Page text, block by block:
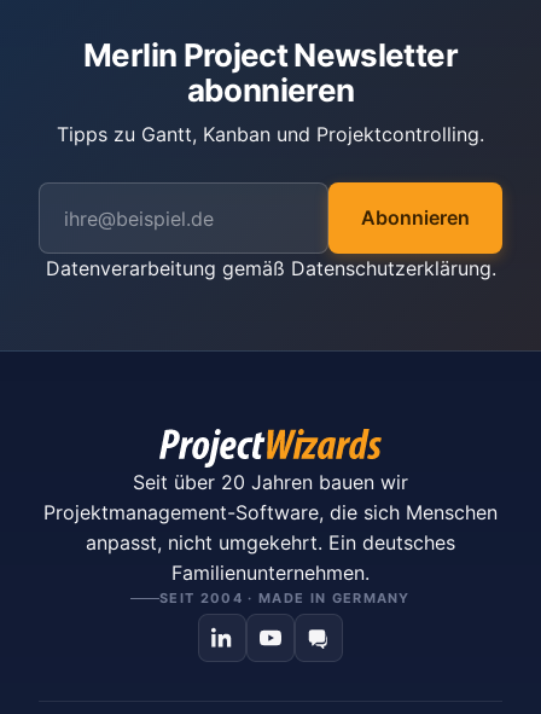
Merlin Project Newsletter
abonnieren
Tipps zu Gantt, Kanban und Projektcontrolling.
Abonnieren
Datenverarbeitung gemäß Datenschutzerklärung.
Seit über 20 Jahren bauen wir
Projektmanagement-Software, die sich Menschen
anpasst, nicht umgekehrt. Ein deutsches
Familienunternehmen.
SEIT 2004 · MADE IN GERMANY